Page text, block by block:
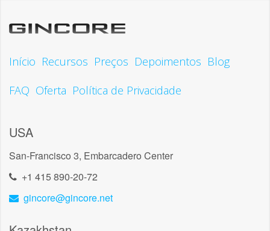
Início Recursos Preços Depoimentos Blog
FAQ Oferta Política de Privacidade
USA
San-Francisco 3, Embarcadero Center
+1 415 890-20-72
gincore@gincore.net